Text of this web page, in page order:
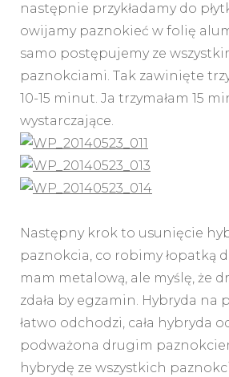
następnie przykładamy do
owijamy paznokieć w folię
samo postępujemy ze
paznokciami. Tak zawinięte
10-15 minut. Ja trzymałam 15
wystarczające.
Następny krok to usunięcie
paznokcia, co robimy łopatką
mam metalową, ale myślę, że
zdała by egzamin. Hybryda na
łatwo odchodzi, cała hybryda
podważona drugim
hybrydę ze wszystkich